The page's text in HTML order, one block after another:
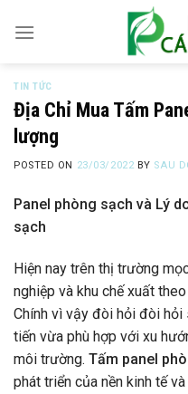
TIN TỨC
Địa Chỉ Mua Tấm
lượng
POSTED ON 23/03/2022 BY SAU
Panel phòng sạch và Lý
sạch
Hiện nay trên thị trường
nghiệp và khu chế xuất
Chính vì vậy đòi hỏi đòi
tiến vừa phù hợp với xu
môi trường. Tấm panel
phát triển của nền kinh tế